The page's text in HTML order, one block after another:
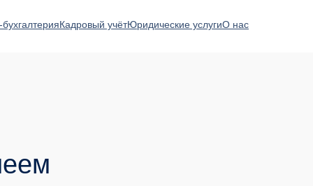
Кадровый учётЮридические услугиО нас